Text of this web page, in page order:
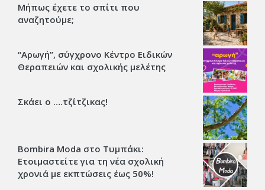
Μήπως έχετε το σπίτι που
αναζητούμε;
“Αρωγή”, σύγχρονο Κέντρο Ειδικών
Θεραπειών και σχολικής μελέτης
Σκάει ο ….τζίτζικας!
Bombira Moda στο Τυμπάκι:
Ετοιμαστείτε για τη νέα σχολική
χρονιά με εκπτώσεις έως 50%!